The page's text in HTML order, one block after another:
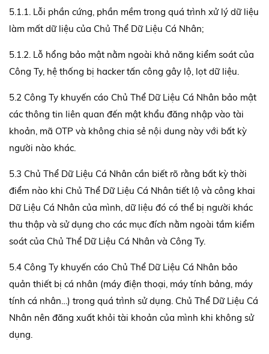
5.1.1. Lỗi phần cứng, phần mềm trong quá trình xử lý dữ liệu
làm mất dữ liệu của Chủ Thể Dữ Liệu Cá Nhân;
5.1.2. Lỗ hổng bảo mật nằm ngoài khả năng kiểm soát của
Công Ty, hệ thống bị hacker tấn công gây lộ, lọt dữ liệu.
5.2 Công Ty khuyến cáo Chủ Thể Dữ Liệu Cá Nhân bảo mật
các thông tin liên quan đến mật khẩu đăng nhập vào tài
khoản, mã OTP và không chia sẻ nội dung này với bất kỳ
người nào khác.
5.3 Chủ Thể Dữ Liệu Cá Nhân cần biết rõ rằng bất kỳ thời
điểm nào khi Chủ Thể Dữ Liệu Cá Nhân tiết lộ và công khai
Dữ Liệu Cá Nhân của mình, dữ liệu đó có thể bị người khác
thu thập và sử dụng cho các mục đích nằm ngoài tầm kiểm
soát của Chủ Thể Dữ Liệu Cá Nhân và Công Ty.
5.4 Công Ty khuyến cáo Chủ Thể Dữ Liệu Cá Nhân bảo
quản thiết bị cá nhân (máy điện thoại, máy tính bảng, máy
tính cá nhân…) trong quá trình sử dụng. Chủ Thể Dữ Liệu Cá
Nhân nên đăng xuất khỏi tài khoản của mình khi không sử
dụng.